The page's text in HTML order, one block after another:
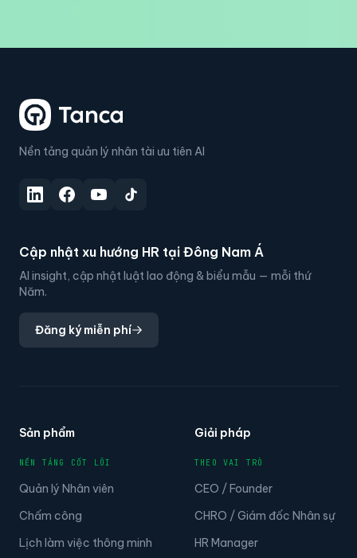
Nền tảng quản lý nhân tài ưu tiên AI
Cập nhật xu hướng HR tại Đông Nam Á
AI insight, cập nhật luật lao động & biểu mẫu — mỗi thứ
Năm.
Đăng ký miễn phí
Sản phẩm
NỀN TẢNG CỐT LÕI
Quản lý Nhân viên
Chấm công
Lịch làm việc thông minh
Giải pháp
THEO VAI TRÒ
CEO / Founder
CHRO / Giám đốc Nhân sự
HR Manager